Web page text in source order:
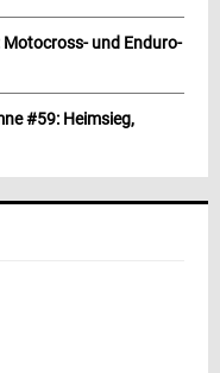
und Enduro-
#59: Heimsieg,